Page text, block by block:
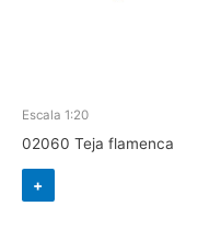
Escala 1:20
02060 Teja flamenca
+